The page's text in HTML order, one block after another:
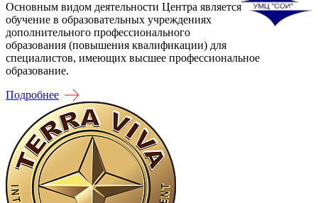
Основным видом деятельности Центра является
обучение в образовательных учреждениях
дополнительного профессионального
образования (повышения квалификации) для
специалистов, имеющих высшее профессиональное
образование.
Подробнее